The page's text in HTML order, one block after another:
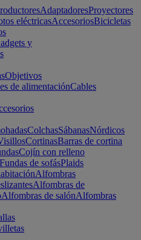
AdaptadoresProyectores
eléctricasAccesoriosBicicletas
y
Objetivos
de alimentaciónCables
ColchasSábanasNórdicos
CortinasBarras de cortina
Cojín con relleno
Fundas de sofásPlaids
Alfombras
Alfombras de
Alfombras de salónAlfombras